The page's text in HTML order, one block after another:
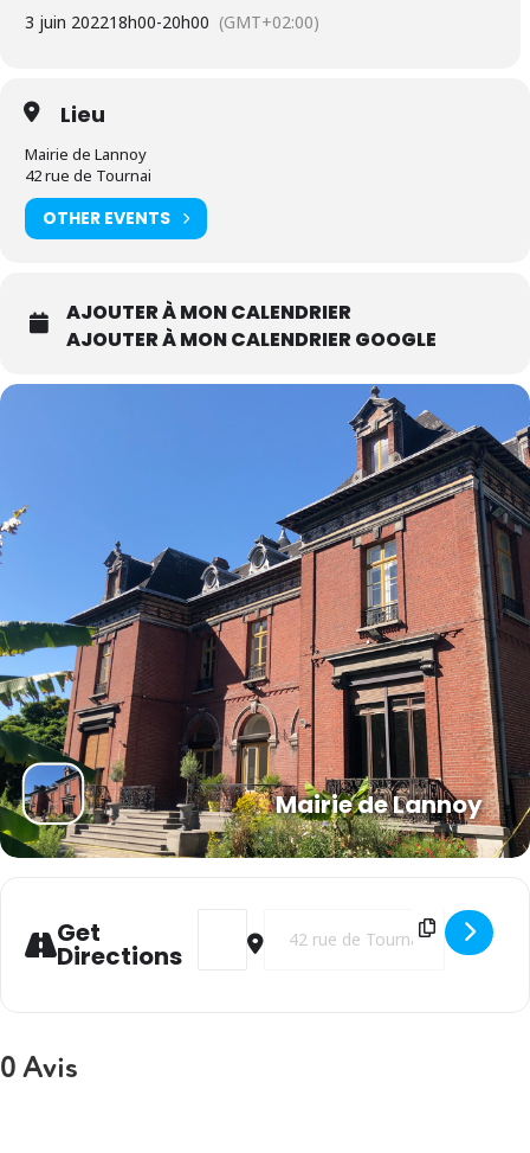
3 juin 202218h00-20h00 (GMT+02:00)
Lieu
Mairie de Lannoy
42 rue de Tournai
OTHER EVENTS
AJOUTER À MON CALENDRIER
AJOUTER À MON CALENDRIER GOOGLE
Mairie de Lannoy
Get
Directions
Address - Pirate de la nature : chasse aux
Destination Address - Pirate de
0 Avis